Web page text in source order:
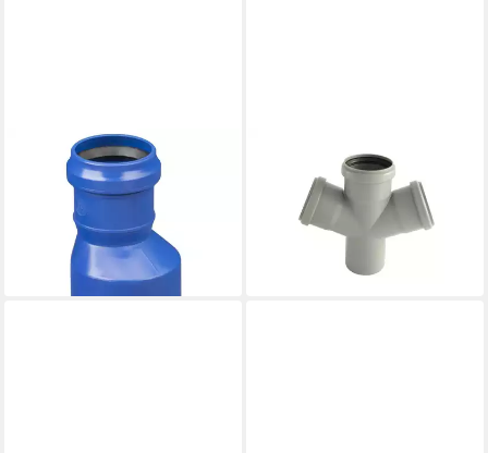
MARLEY DEUTSCHLAND GMBH
HT-Rohr Marley HT-
Reduzierstück DN 110/75
schallgedämmt
lieferbar - in 3-4 Werktagen bei dir
MARLEY DEUTSCHLAND GMBH
HT-Rohr Marley HT-
Doppelabzweig DN
110/110/110 67°
lieferbar - in 3-4 Werktagen bei dir